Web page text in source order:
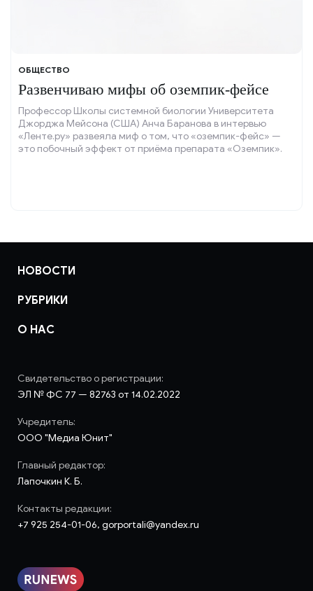
ОБЩЕСТВО
Развенчиваю мифы об оземпик-фейсе
Профессор Школы системной биологии Университета
Джорджа Мейсона (США) Анча Баранова в интервью
«Ленте.ру» развеяла миф о том, что «оземпик-фейс» —
это побочный эффект от приёма препарата «Оземпик».
НОВОСТИ
РУБРИКИ
О НАС
Свидетельство о регистрации:
ЭЛ № ФС 77 — 82763 от 14.02.2022
Учредитель:
ООО "Медиа Юнит"
Главный редактор:
Лапочкин К. Б.
Контакты редакции:
+7 925 254-01-06, gorportali@yandex.ru